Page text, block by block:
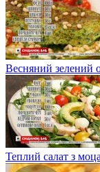
Весняний зелений
Теплий салат з